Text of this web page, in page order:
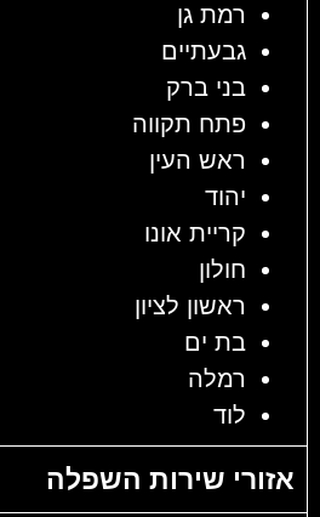
רמת גן
גבעתיים
בני ברק
פתח תקווה
ראש העין
יהוד
קריית אונו
חולון
ראשון לציון
בת ים
רמלה
לוד
אזורי שירות השפלה